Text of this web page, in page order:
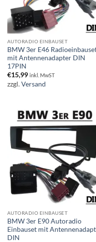
AUTORADIO EINBAUSET
BMW 3er E46
mit Antennenadapter DIN
17PIN
€15,99 inkl. MwST
zzgl.Versand
AUTORADIO EINBAUSET
BMW 3er E90 Autoradio
Einbauset mit
DIN